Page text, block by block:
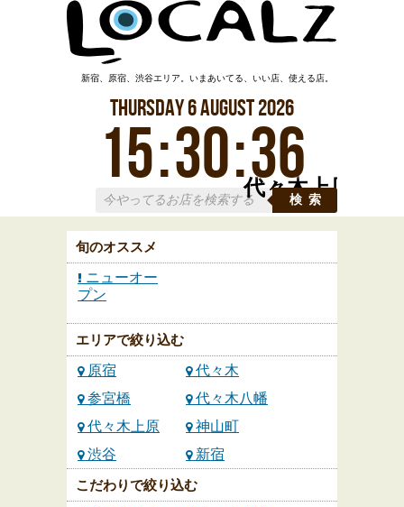
代々木上原
新宿、原宿、渋谷エリア。いまあいてる、いい店、使える店。
Thursday6August2026
15:30:37
検索
旬のオススメ
ニューオー
プン
エリアで絞り込む
原宿
代々木
参宮橋
代々木八幡
代々木上原
神山町
渋谷
新宿
こだわりで絞り込む